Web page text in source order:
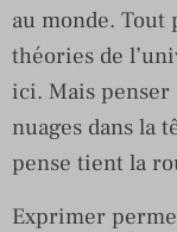
au monde. Tout
théories de
ici. Mais penser
nuages dans la
pense tient la
Exprimer